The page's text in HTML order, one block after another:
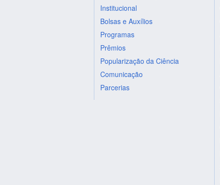
Institucional
Bolsas e Auxílios
Programas
Prêmios
Popularização da Ciência
Comunicação
Parcerias